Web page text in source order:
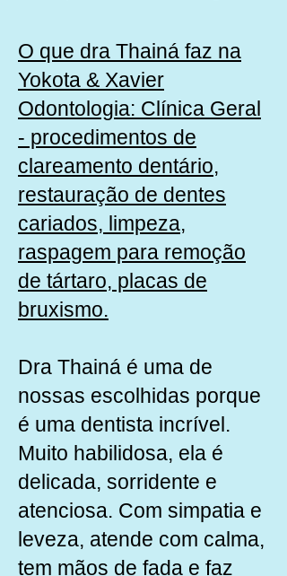
O que dra Thainá faz na
Yokota & Xavier
Odontologia: Clínica Geral
- procedimentos de
clareamento dentário,
restauração de dentes
cariados, limpeza,
raspagem para remoção
de tártaro, placas de
bruxismo.
Dra Thainá é uma de
nossas escolhidas porque
é uma dentista incrível.
Muito habilidosa, ela é
delicada, sorridente e
atenciosa. Com simpatia e
leveza, atende com calma,
tem mãos de fada e faz